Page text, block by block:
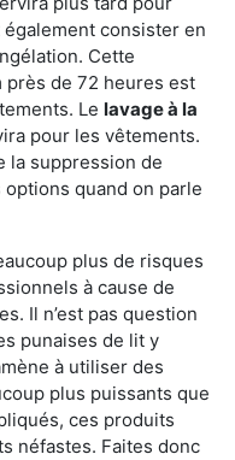
consister en
Cette
de 72 heures est
Le lavage à la
pour les vêtements.
la suppression de
options quand on parle
plus de risques
à cause de
Il n’est pas question
punaises de lit y
à utiliser des
plus puissants que
ces produits
néfastes. Faites donc